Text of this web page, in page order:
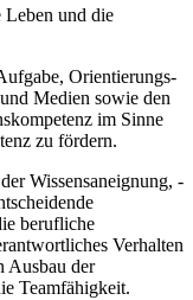
Leben und die
Orientierungs-
Medien sowie den
im Sinne
zu fördern.
Wissensaneignung, -
berufliche
Verhalten
Ausbau der
Teamfähigkeit.